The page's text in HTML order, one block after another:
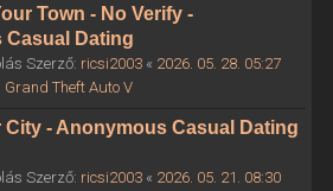
Town - No Verify -
Dating
Szerző: ricsi2003« 2026. 05. 28. 05:27
Grand Theft Auto V
City - Anonymous Casual Dating
Szerző: ricsi2003« 2026. 05. 21. 08:30